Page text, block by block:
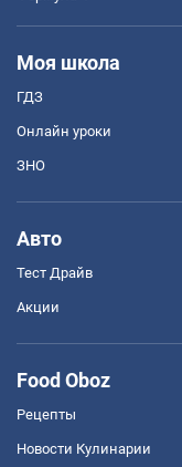
Моя школа
ГДЗ
Онлайн уроки
ЗНО
Авто
Тест Драйв
Акции
Food Oboz
Рецепты
Новости Кулинарии